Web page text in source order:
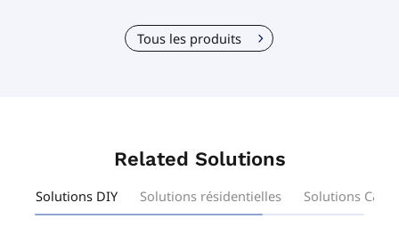
Tous les produits
Related Solutions
Solutions DIY Solutions résidentielles Solutions C&I